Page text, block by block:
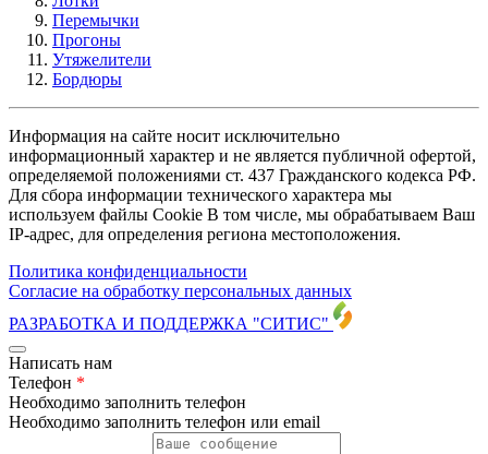
Перемычки
Прогоны
Утяжелители
Бордюры
Информация на сайте носит исключительно
информационный характер и не является публичной офертой,
определяемой положениями ст. 437 Гражданского кодекса РФ.
Для сбора информации технического характера мы
используем файлы Cookie В том числе, мы обрабатываем Ваш
IP-адрес, для определения региона местоположения.
Политика конфиденциальности
Согласие на обработку персональных данных
РАЗРАБОТКА И ПОДДЕРЖКА "СИТИС"
Написать нам
Телефон *
Необходимо заполнить телефон
Необходимо заполнить телефон или email